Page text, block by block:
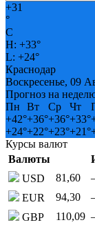
+31
°
C
H: +33°
L: +24°
Краснодар
Воскресенье, 09
Прогноз на
Пн
Вт Ср Чт
+42°+36°+36°+33°
+24°+22°+23°+21°
Курсы валют
Валюты
USD
81,60
EUR
94,30
GBP
110,09